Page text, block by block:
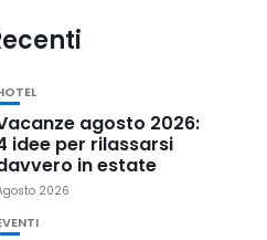
agosto 2026:
idee per rilassarsi
in estate
2026